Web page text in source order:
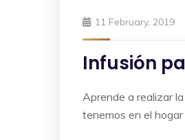
11 February, 2019
Infusión
Aprende a realizar
tenemos en el hogar